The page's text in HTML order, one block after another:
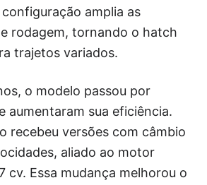
amplia as
rodagem, tornando o hatch
trajetos variados.
o modelo passou por
aumentaram sua eficiência.
recebeu versões com câmbio
aliado ao motor
cv. Essa mudança melhorou o